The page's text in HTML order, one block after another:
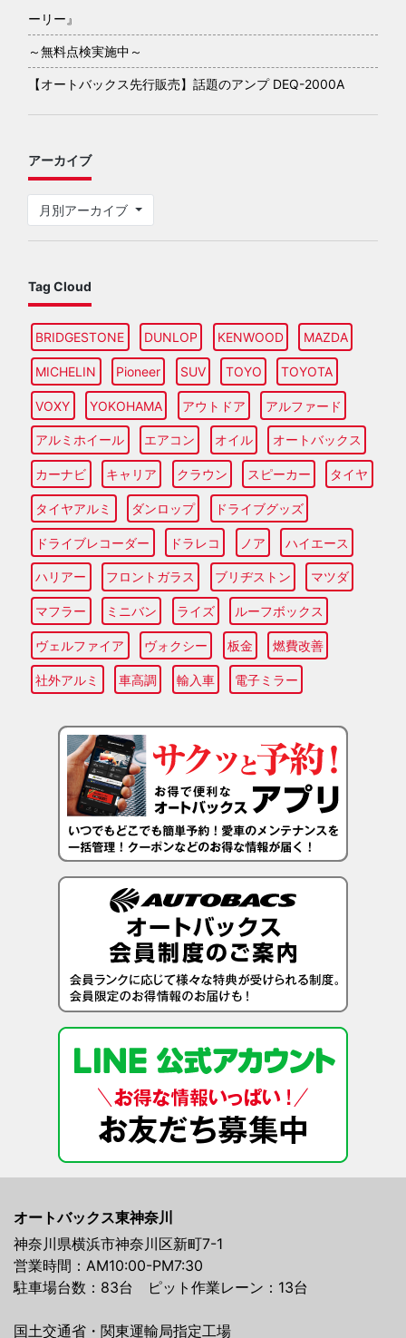
ーリー』
～無料点検実施中～
【オートバックス先行販売】話題のアンプ DEQ-2000A
アーカイブ
月別アーカイブ
Tag Cloud
BRIDGESTONE DUNLOP KENWOOD MAZDA
MICHELIN Pioneer SUV TOYO TOYOTA
VOXY YOKOHAMA アウトドア アルファード
アルミホイール エアコン オイル オートバックス
カーナビ キャリア クラウン スピーカー タイヤ
タイヤアルミ ダンロップ ドライブグッズ
ドライブレコーダー ドラレコ ノア ハイエース
ハリアー フロントガラス ブリヂストン マツダ
マフラー ミニバン ライズ ルーフボックス
ヴェルファイア ヴォクシー 板金 燃費改善
社外アルミ 車高調 輸入車 電子ミラー
オートバックス東神奈川
神奈川県横浜市神奈川区新町7-1
営業時間：AM10:00-PM7:30
駐車場台数：83台 ピット作業レーン：13台
国土交通省・関東運輸局指定工場